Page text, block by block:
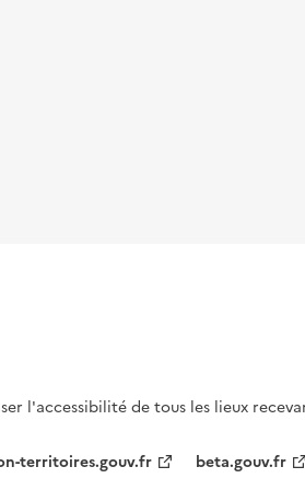
l'accessibilité de tous les lieux
territoires.gouv.fr beta.gouv.fr